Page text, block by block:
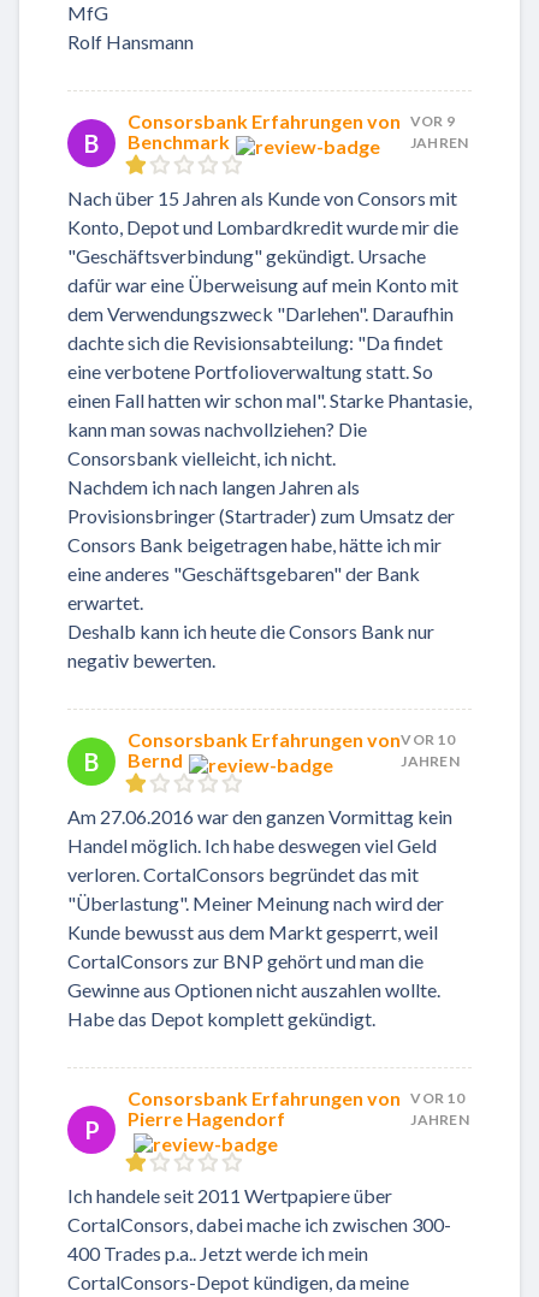
MfG
Rolf Hansmann
B
Consorsbank Erfahrungen von
Benchmark
VOR 9
JAHREN
Nach über 15 Jahren als Kunde von Consors mit
Konto, Depot und Lombardkredit wurde mir die
"Geschäftsverbindung" gekündigt. Ursache
dafür war eine Überweisung auf mein Konto mit
dem Verwendungszweck "Darlehen". Daraufhin
dachte sich die Revisionsabteilung: "Da findet
eine verbotene Portfolioverwaltung statt. So
einen Fall hatten wir schon mal". Starke Phantasie,
kann man sowas nachvollziehen? Die
Consorsbank vielleicht, ich nicht.
Nachdem ich nach langen Jahren als
Provisionsbringer (Startrader) zum Umsatz der
Consors Bank beigetragen habe, hätte ich mir
eine anderes "Geschäftsgebaren" der Bank
erwartet.
Deshalb kann ich heute die Consors Bank nur
negativ bewerten.
B
Consorsbank Erfahrungen von
Bernd
VOR 10
JAHREN
Am 27.06.2016 war den ganzen Vormittag kein
Handel möglich. Ich habe deswegen viel Geld
verloren. CortalConsors begründet das mit
"Überlastung". Meiner Meinung nach wird der
Kunde bewusst aus dem Markt gesperrt, weil
CortalConsors zur BNP gehört und man die
Gewinne aus Optionen nicht auszahlen wollte.
Habe das Depot komplett gekündigt.
P
Consorsbank Erfahrungen von
Pierre Hagendorf
VOR 10
JAHREN
Ich handele seit 2011 Wertpapiere über
CortalConsors, dabei mache ich zwischen 300-
400 Trades p.a.. Jetzt werde ich mein
CortalConsors-Depot kündigen, da meine